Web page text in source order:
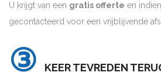
U krijgt van een gratis offerte en
gecontacteerd voor een vrijblijvende
③ KEER TEVREDEN